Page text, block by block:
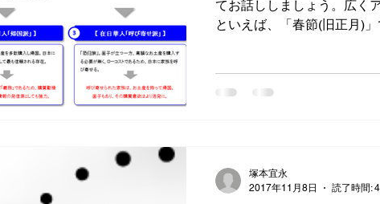
てお話ししましょう。広く
といえば、「春節(旧正月)
塚本宜永
2017年11月8日
読了時間: